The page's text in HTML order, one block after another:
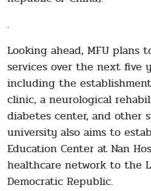
.
Looking ahead, MFU plans
services over the next five
including the
clinic, a neurological
diabetes center, and other
university also aims to
Education Center at Nan
healthcare network to the
Democratic Republic.